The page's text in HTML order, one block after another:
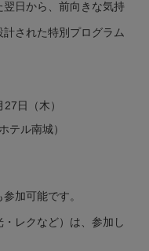
日から、前向きな気持
された特別プログラム
日（木）
テル南城）
加可能です。
レクなど）は、参加し